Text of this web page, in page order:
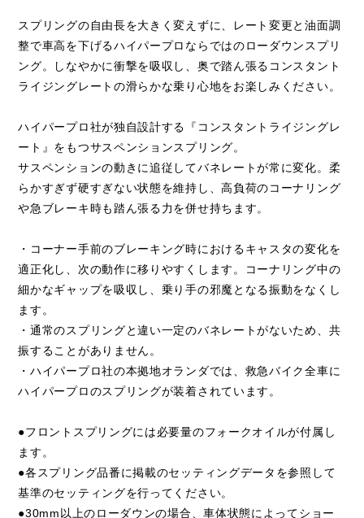
スプリングの自由長を大きく変えずに、レート変更と油面調
整で車高を下げるハイパープロならではのローダウンスプリ
ング。しなやかに衝撃を吸収し、奥で踏ん張るコンスタント
ライジングレートの滑らかな乗り心地をお楽しみください。
ハイパープロ社が独自設計する『コンスタントライジングレ
ート』をもつサスペンションスプリング。
サスペンションの動きに追従してバネレートが常に変化。柔
らかすぎず硬すぎない状態を維持し、高負荷のコーナリング
や急ブレーキ時も踏ん張る力を併せ持ちます。
・コーナー手前のブレーキング時におけるキャスタの変化を
適正化し、次の動作に移りやすくします。コーナリング中の
細かなギャップを吸収し、乗り手の邪魔となる振動をなくし
ます。
・通常のスプリングと違い一定のバネレートがないため、共
振することがありません。
・ハイパープロ社の本拠地オランダでは、救急バイク全車に
ハイパープロのスプリングが装着されています。
●フロントスプリングには必要量のフォークオイルが付属し
ます。
●各スプリング品番に掲載のセッティングデータを参照して
基準のセッティングを行ってください。
●30mm以上のローダウンの場合、車体状態によってショー